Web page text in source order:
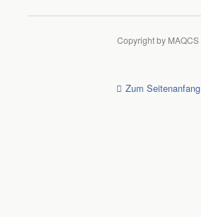
Copyright by MAQCS
Zum Seitenanfang